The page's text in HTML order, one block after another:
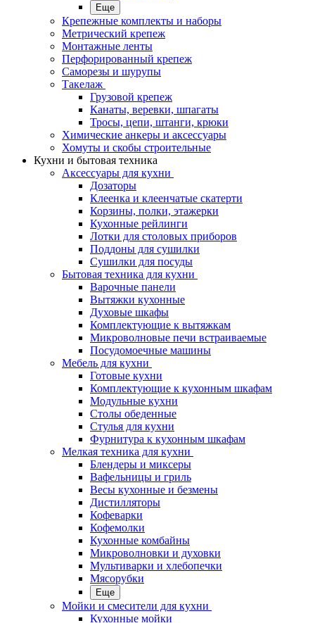
Еще
Крепежные комплекты и наборы
Метрический крепеж
Монтажные ленты
Перфорированный крепеж
Саморезы и шурупы
Такелаж
Грузовой крепеж
Канаты, веревки, шпагаты
Тросы, цепи, штанги, крюки
Химические анкеры и аксессуары
Хомуты и скобы строительные
Кухни и бытовая техника
Аксессуары для кухни
Дозаторы
Клеенка и клеенчатые скатерти
Корзины, полки, этажерки
Кухонные рейлинги
Лотки для столовых приборов
Поддоны для сушилки
Сушилки для посуды
Бытовая техника для кухни
Варочные панели
Вытяжки кухонные
Духовые шкафы
Комплектующие к вытяжкам
Микроволновые печи встраиваемые
Посудомоечные машины
Мебель для кухни
Готовые кухни
Комплектующие к кухонным шкафам
Модульные кухни
Столы обеденные
Стулья для кухни
Фурнитура к кухонным шкафам
Мелкая техника для кухни
Блендеры и миксеры
Вафельницы и гриль
Весы кухонные и безмены
Дистилляторы
Кофеварки
Кофемолки
Кухонные комбайны
Микроволновки и духовки
Мультиварки и хлебопечки
Мясорубки
Еще
Мойки и смесители для кухни
Кухонные мойки